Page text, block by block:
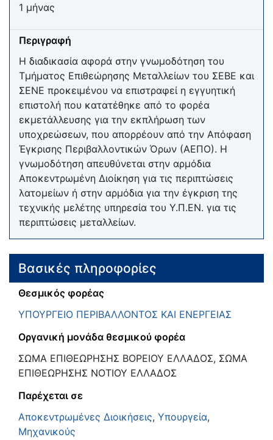
1 μήνας
Περιγραφή
Η διαδικασία αφορά στην γνωμοδότηση του
Τμήματος Επιθεώρησης Μεταλλείων του ΣΕΒΕ και
ΣΕΝΕ προκειμένου να επιστραφεί η εγγυητική
επιστολή που κατατέθηκε από το φορέα
εκμετάλλευσης για την εκπλήρωση των
υποχρεώσεων, που απορρέουν από την Απόφαση
Έγκρισης Περιβαλλοντικών Όρων (ΑΕΠΟ). H
γνωμοδότηση απευθύνεται στην αρμόδια
Αποκεντρωμένη Διοίκηση για τις περιπτώσεις
λατομείων ή στην αρμόδια για την έγκριση της
τεχνικής μελέτης υπηρεσία του Υ.Π.ΕΝ. για τις
περιπτώσεις μεταλλείων.
Βασικές πληροφορίες
Θεσμικός φορέας
ΥΠΟΥΡΓΕΙΟ ΠΕΡΙΒΑΛΛΟΝΤΟΣ ΚΑΙ ΕΝΕΡΓΕΙΑΣ
Οργανική μονάδα θεσμικού φορέα
ΣΩΜΑ ΕΠΙΘΕΩΡΗΣΗΣ ΒΟΡΕΙΟΥ ΕΛΛΑΔΟΣ, ΣΩΜΑ
ΕΠΙΘΕΩΡΗΣΗΣ ΝΟΤΙΟΥ ΕΛΛΑΔΟΣ
Παρέχεται σε
Αποκεντρωμένες Διοικήσεις, Υπουργεία,
Μηχανικούς